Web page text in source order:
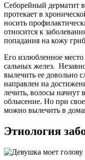
Себорейный дерматит
протекает в
носить
относится к
попадания на кожу
Его излюбленное
сальных желез.
вылечить ее довольно
направлен на
лечить, волосы начнут
облысение. Но при
можно вылечить в
Этиология